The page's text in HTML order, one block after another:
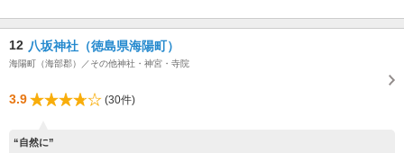
12 八坂神社（徳島県海陽町）
海陽町（海部郡）／その他神社・神宮・寺院
3.9 (30件)
“自然に”